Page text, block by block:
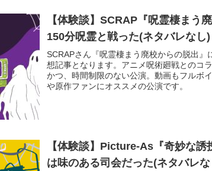
【体験談】SCRAP『呪霊棲まう
150分呪霊と戦った(ネタバレなし)
SCRAPさん『呪霊棲まう廃校からの脱出』
想記事となります。アニメ呪術廻戦とのコ
かつ、時間制限のない公演。動画もフルボ
や原作ファンにオススメの公演です。
【体験談】Picture-As『奇妙な誘
は味のある司会だった(ネタバレな